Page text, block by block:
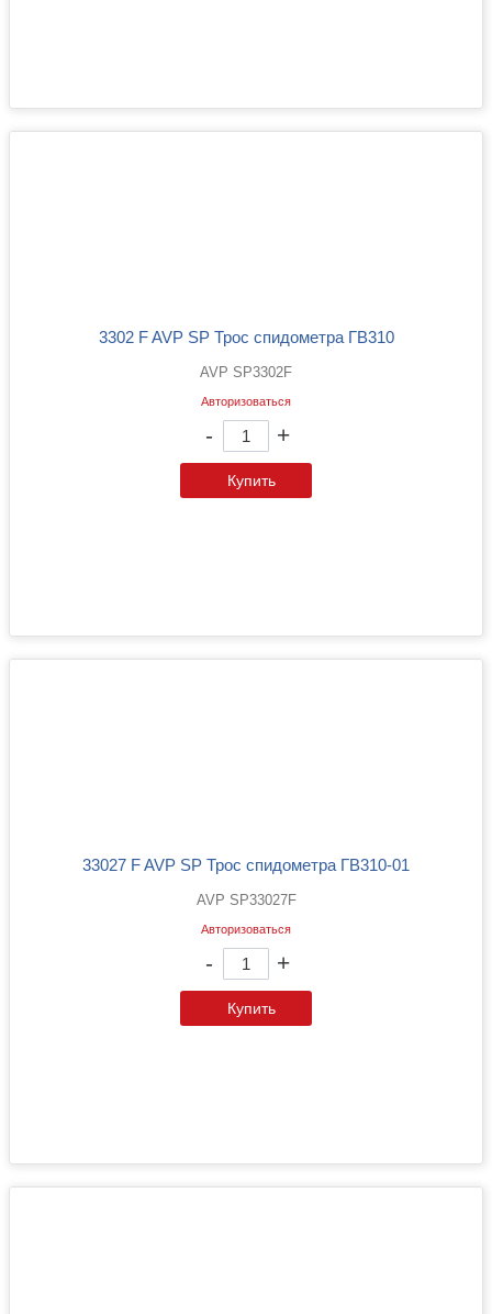
3302 F AVP SP Трос спидометра ГВ310
AVP SP3302F
Авторизоваться
- +
Купить
33027 F AVP SP Трос спидометра ГВ310-01
AVP SP33027F
Авторизоваться
- +
Купить